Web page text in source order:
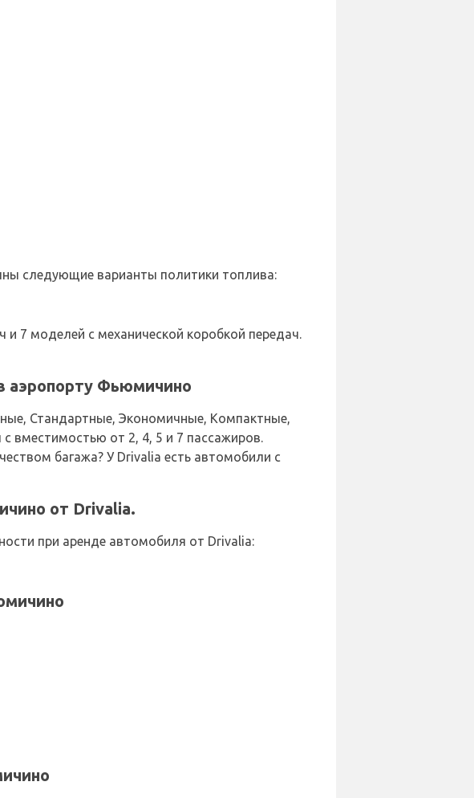
следующие варианты политики топлива:
7 моделей с механической коробкой передач.
аэропорту Фьюмичино
Стандартные, Экономичные, Компактные,
от 2, 4, 5 и 7 пассажиров.
багажа? У Drivalia есть автомобили с
от Drivalia.
при аренде автомобиля от Drivalia: